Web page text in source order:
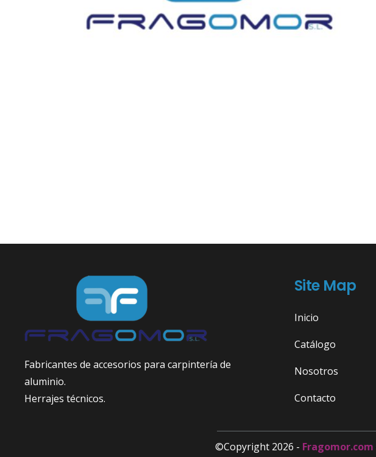
Fabricantes de accesorios para carpintería de
aluminio.
Herrajes técnicos.
Site Map
Inicio
Catálogo
Nosotros
Contacto
©Copyright 2026 - Fragomor.com